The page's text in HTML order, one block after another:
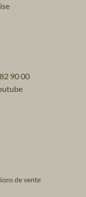
90 00
de vente